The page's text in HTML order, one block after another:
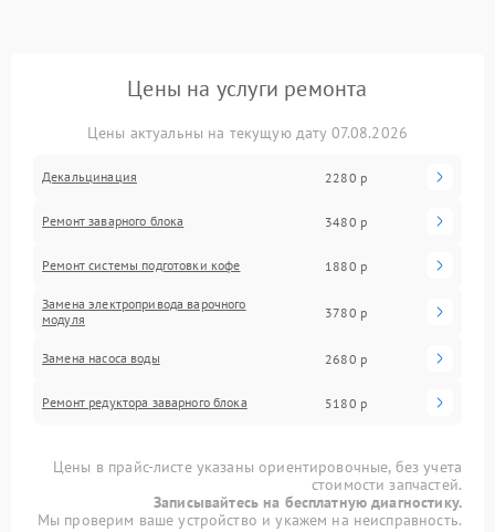
Цены на услуги ремонта
Цены актуальны на текущую дату 07.08.2026
Декальцинация 2280 р
Ремонт заварного блока 3480 р
Ремонт системы подготовки кофе 1880 р
Замена электропривода варочного
модуля
3780 р
Замена насоса воды 2680 р
Ремонт редуктора заварного блока 5180 р
Цены в прайс-листе указаны ориентировочные, без учета
стоимости запчастей.
Записывайтесь на бесплатную диагностику.
Мы проверим ваше устройство и укажем на неисправность.